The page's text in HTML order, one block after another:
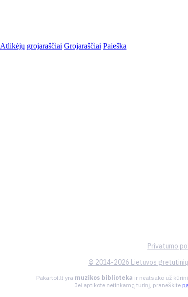
Atlikėjų grojaraščiai Grojaraščiai Paieška
Privatumo
© 2014-2026 Lietuvos
Pakartot.lt yra muzikos biblioteka ir neatsako už
Jei aptikote netinkamą turinį, praneškite